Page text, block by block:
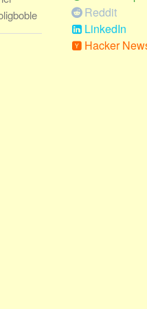
Reddit
LinkedIn
Hacker